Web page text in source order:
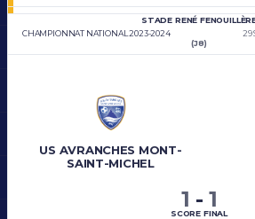
CHAMPIONNAT NATIONAL 2023-2024
STADE RENÉ
29
(J8)
US AVRANCHES MONT-
SAINT-MICHEL
1 - 1
SCORE FINAL